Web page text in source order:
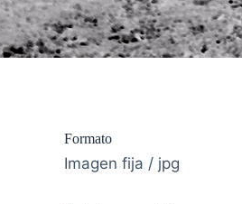
Formato
Imagen fija / jpg